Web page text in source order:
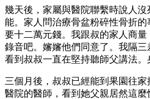
幾天後，家屬與醫院聯繫時說人
能。家人問治療骨盆粉碎性骨折
要十二萬元錢。我跟叔的家人商
錄音吧。嬸嬸他們同意了。我隔三
看到叔叔一直在堅持聽師父講法。
三個月後，叔叔已經能到果園往
醫院的醫師，看到她父親居然這